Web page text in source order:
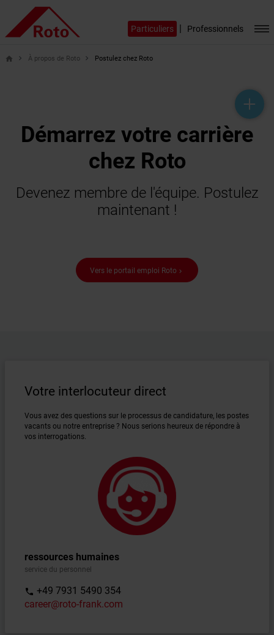
Particuliers | Professionnels
help_outline
headset_mic
mail_outline
home À propos de Roto Postulez chez Roto
Démarrez votre carrière
chez Roto
Devenez membre de l'équipe. Postulez
maintenant !
Vers le portail emploi Roto keyboard_arrow_right
Votre interlocuteur direct
Vous avez des questions sur le processus de candidature, les postes
vacants ou notre entreprise ? Nous serions heureux de répondre à
vos interrogations.
ressources humaines
service du personnel
phone +49 7931 5490 354
career@roto-frank.com